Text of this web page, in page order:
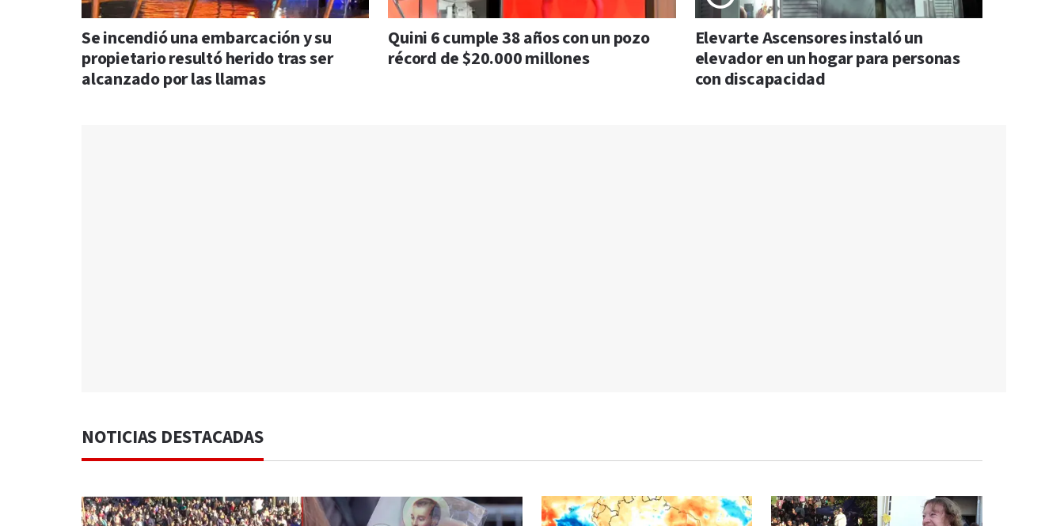
Se incendió una embarcación y su
propietario resultó herido tras ser
alcanzado por las llamas
Quini 6 cumple 38 años con un pozo
récord de $20.000 millones
Elevarte Ascensores instaló un
elevador en un hogar para personas
con discapacidad
NOTICIAS DESTACADAS